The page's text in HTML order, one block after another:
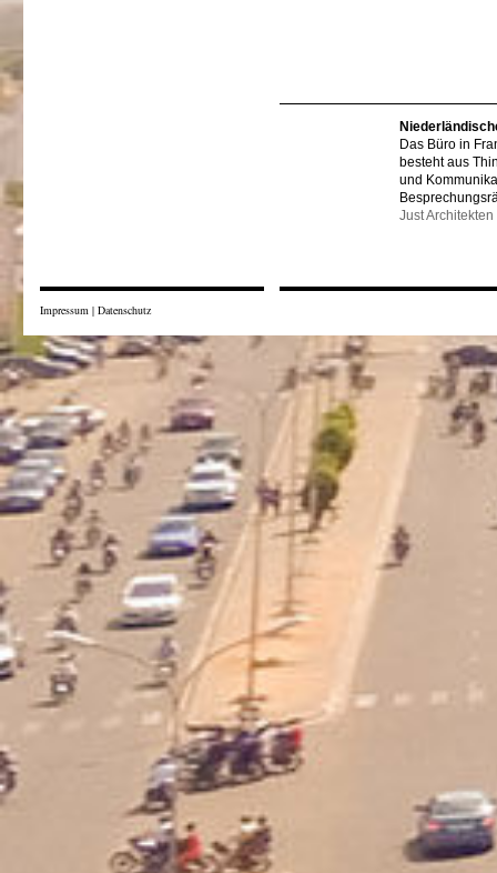
Das Büro in
besteht aus
und
Just Architekten
Impressum | Datenschutz